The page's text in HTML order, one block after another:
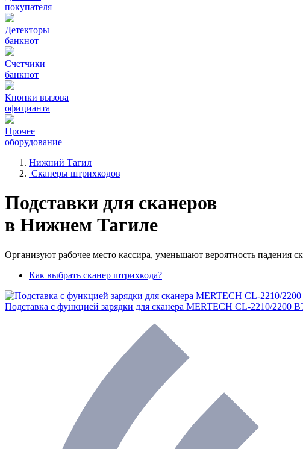
покупателя
Детекторы
банкнот
Счетчики
банкнот
Кнопки вызова
официанта
Прочее
оборудование
Нижний Тагил
Сканеры штрихкодов
Подставки для сканеров
в Нижнем Тагиле
Организуют рабочее место кассира, уменьшают вероятность падения
Как выбрать сканер штрихкода?
Подставка с функцией зарядки для сканера MERTECH CL-2210/2200